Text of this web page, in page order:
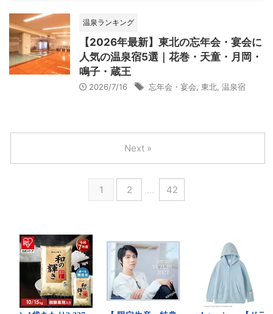
温泉ランキング
【2026年最新】東北の忘年会・宴会に
人気の温泉宿5選｜花巻・天童・月岡・
鳴子・蔵王
2026/7/16 忘年会・宴会 東北 温泉宿
1 2 … 42
Next »